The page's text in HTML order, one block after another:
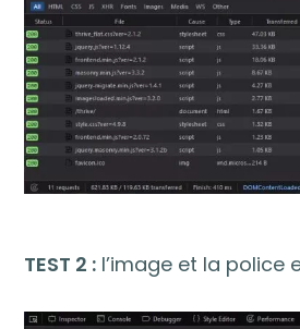
TEST 2 : l’image et la police